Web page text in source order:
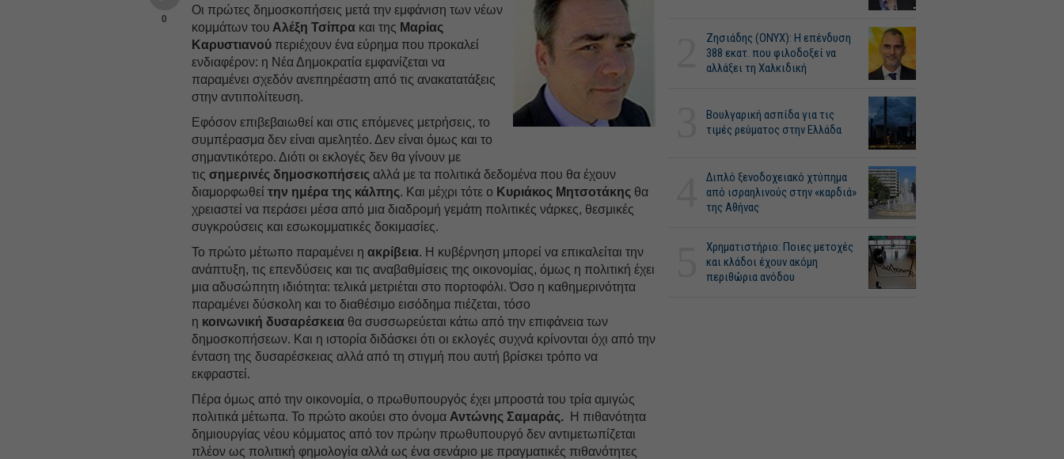
0
Οι πρώτες δημοσκοπήσεις μετά την εμφάνιση των νέων
κομμάτων του Αλέξη Τσίπρα και της Μαρίας
Καρυστιανού περιέχουν ένα εύρημα που προκαλεί
ενδιαφέρον: η Νέα Δημοκρατία εμφανίζεται να
παραμένει σχεδόν ανεπηρέαστη από τις ανακατατάξεις
στην αντιπολίτευση.
Εφόσον επιβεβαιωθεί και στις επόμενες μετρήσεις, το
συμπέρασμα δεν είναι αμελητέο. Δεν είναι όμως και το
σημαντικότερο. Διότι οι εκλογές δεν θα γίνουν με
τιςσημερινές δημοσκοπήσεις αλλά με τα πολιτικά δεδομένα που θα έχουν
διαμορφωθείτην ημέρα της κάλπης. Και μέχρι τότε ο Κυριάκος Μητσοτάκης θα
χρειαστεί να περάσει μέσα από μια διαδρομή γεμάτη πολιτικές νάρκες, θεσμικές
συγκρούσεις και εσωκομματικές δοκιμασίες.
Το πρώτο μέτωπο παραμένει ηακρίβεια. Η κυβέρνηση μπορεί να επικαλείται την
ανάπτυξη, τις επενδύσεις και τις αναβαθμίσεις της οικονομίας, όμως η πολιτική έχει
μια αδυσώπητη ιδιότητα: τελικά μετριέται στο πορτοφόλι. Όσο η καθημερινότητα
παραμένει δύσκολη και το διαθέσιμο εισόδημα πιέζεται, τόσο
η κοινωνική δυσαρέσκεια θα συσσωρεύεται κάτω από την επιφάνεια των
δημοσκοπήσεων. Και η ιστορία διδάσκει ότι οι εκλογές συχνά κρίνονται όχι από την
ένταση της δυσαρέσκειας αλλά από τη στιγμή που αυτή βρίσκει τρόπο να
εκφραστεί.
Πέρα όμως από την οικονομία, ο πρωθυπουργός έχει μπροστά του τρία αμιγώς
πολιτικά μέτωπα. Το πρώτο ακούει στο όνομα Αντώνης Σαμαράς.
Η πιθανότητα
δημιουργίας νέου κόμματος από τον πρώην πρωθυπουργό δεν αντιμετωπίζεται
πλέον ως πολιτική φημολογία αλλά ως ένα σενάριο με πραγματικές πιθανότητες
Ζησιάδης (ONYX): Η επένδυση
388 εκατ. που φιλοδοξεί να
αλλάξει τη Χαλκιδική
Βουλγαρική ασπίδα για τις
τιμές ρεύματος στην Ελλάδα
Διπλό ξενοδοχειακό χτύπημα
από ισραηλινούς στην «καρδιά»
της Αθήνας
Χρηματιστήριο: Ποιες μετοχές
και κλάδοι έχουν ακόμη
περιθώρια ανόδου